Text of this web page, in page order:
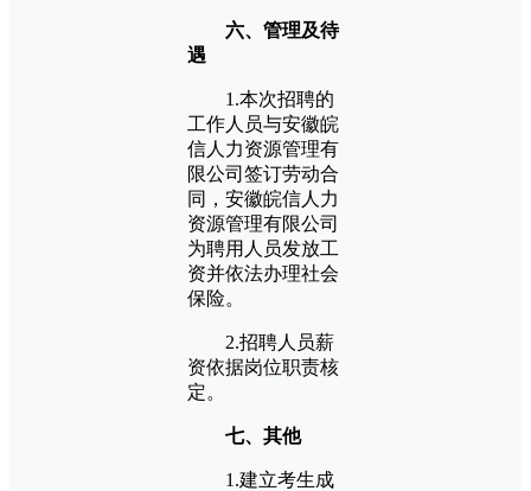
六、管理及待
遇
1.本次招聘的
工作人员与安徽皖
信人力资源管理有
限公司签订劳动合
同，安徽皖信人力
资源管理有限公司
为聘用人员发放工
资并依法办理社会
保险。
2.招聘人员薪
资依据岗位职责核
定。
七、其他
1.建立考生成